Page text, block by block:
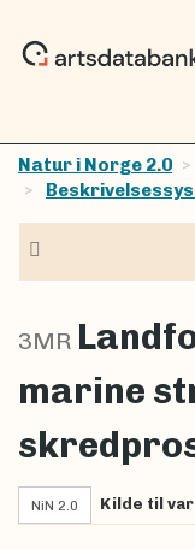
Natur i Norge 2.0
3MR
marine
NiN 2.0 Kilde til